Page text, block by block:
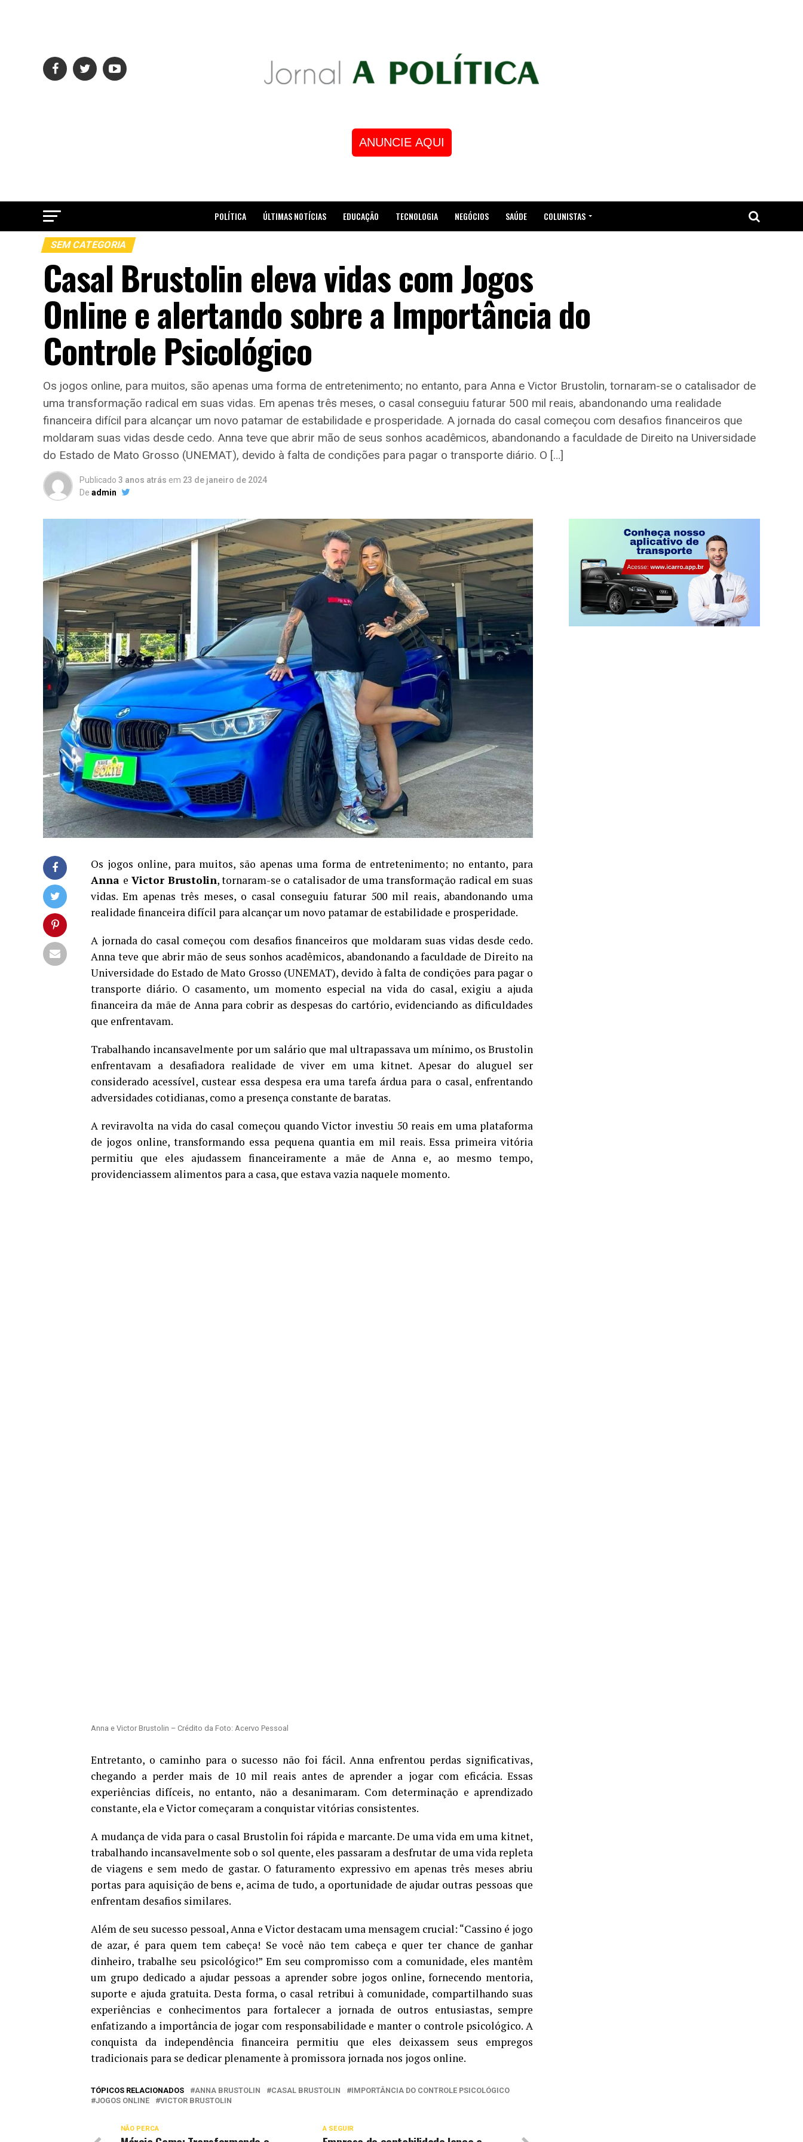
ANUNCIE AQUI
POLÍTICA ÚLTIMAS NOTÍCIAS EDUCAÇÃO TECNOLOGIA NEGÓCIOS SAÚDE COLUNISTAS
SEM CATEGORIA
Casal Brustolin eleva vidas com Jogos
Online e alertando sobre a Importância do
Controle Psicológico
Os jogos online, para muitos, são apenas uma forma de entretenimento; no entanto, para Anna e Victor Brustolin, tornaram-se o catalisador de
uma transformação radical em suas vidas. Em apenas três meses, o casal conseguiu faturar 500 mil reais, abandonando uma realidade
financeira difícil para alcançar um novo patamar de estabilidade e prosperidade. A jornada do casal começou com desafios financeiros que
moldaram suas vidas desde cedo. Anna teve que abrir mão de seus sonhos acadêmicos, abandonando a faculdade de Direito na Universidade
do Estado de Mato Grosso (UNEMAT), devido à falta de condições para pagar o transporte diário. O […]
Publicado 3 anos atrás em 23 de janeiro de 2024
De admin
Os jogos online, para muitos, são apenas uma forma de entretenimento; no entanto, para
Anna e Victor Brustolin, tornaram-se o catalisador de uma transformação radical em suas
vidas. Em apenas três meses, o casal conseguiu faturar 500 mil reais, abandonando uma
realidade financeira difícil para alcançar um novo patamar de estabilidade e prosperidade.
A jornada do casal começou com desafios financeiros que moldaram suas vidas desde cedo.
Anna teve que abrir mão de seus sonhos acadêmicos, abandonando a faculdade de Direito na
Universidade do Estado de Mato Grosso (UNEMAT), devido à falta de condições para pagar o
transporte diário. O casamento, um momento especial na vida do casal, exigiu a ajuda
financeira da mãe de Anna para cobrir as despesas do cartório, evidenciando as dificuldades
que enfrentavam.
Trabalhando incansavelmente por um salário que mal ultrapassava um mínimo, os Brustolin
enfrentavam a desafiadora realidade de viver em uma kitnet. Apesar do aluguel ser
considerado acessível, custear essa despesa era uma tarefa árdua para o casal, enfrentando
adversidades cotidianas, como a presença constante de baratas.
A reviravolta na vida do casal começou quando Victor investiu 50 reais em uma plataforma
de jogos online, transformando essa pequena quantia em mil reais. Essa primeira vitória
permitiu que eles ajudassem financeiramente a mãe de Anna e, ao mesmo tempo,
providenciassem alimentos para a casa, que estava vazia naquele momento.
Anna e Victor Brustolin – Crédito da Foto: Acervo Pessoal
Entretanto, o caminho para o sucesso não foi fácil. Anna enfrentou perdas significativas,
chegando a perder mais de 10 mil reais antes de aprender a jogar com eficácia. Essas
experiências difíceis, no entanto, não a desanimaram. Com determinação e aprendizado
constante, ela e Victor começaram a conquistar vitórias consistentes.
A mudança de vida para o casal Brustolin foi rápida e marcante. De uma vida em uma kitnet,
trabalhando incansavelmente sob o sol quente, eles passaram a desfrutar de uma vida repleta
de viagens e sem medo de gastar. O faturamento expressivo em apenas três meses abriu
portas para aquisição de bens e, acima de tudo, a oportunidade de ajudar outras pessoas que
enfrentam desafios similares.
Além de seu sucesso pessoal, Anna e Victor destacam uma mensagem crucial: “Cassino é jogo
de azar, é para quem tem cabeça! Se você não tem cabeça e quer ter chance de ganhar
dinheiro, trabalhe seu psicológico!” Em seu compromisso com a comunidade, eles mantêm
um grupo dedicado a ajudar pessoas a aprender sobre jogos online, fornecendo mentoria,
suporte e ajuda gratuita. Desta forma, o casal retribui à comunidade, compartilhando suas
experiências e conhecimentos para fortalecer a jornada de outros entusiastas, sempre
enfatizando a importância de jogar com responsabilidade e manter o controle psicológico. A
conquista da independência financeira permitiu que eles deixassem seus empregos
tradicionais para se dedicar plenamente à promissora jornada nos jogos online.
TÓPICOS RELACIONADOS ANNA BRUSTOLIN CASAL BRUSTOLIN
IMPORTÂNCIA DO CONTROLE PSICOLÓGICO
JOGOS ONLINE
VICTOR BRUSTOLIN
A SEGUIR
NÃO PERCA